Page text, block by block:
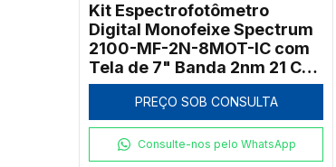
Kit Espectrofotômetro
Digital Monofeixe Spectrum
2100-MF-2N-8MOT-IC com
Tela de 7" Banda 2nm 21 CFR
e Carrossel 8 Posições
PREÇO SOB CONSULTA
Consulte-nos pelo WhatsApp